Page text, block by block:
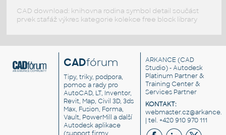
CAD download: knihovna rodina symbol detail součást
prvek stafáž výkres kategorie kolekce free block library
CADfórum
Tipy, triky, podpora,
pomoc a rady pro
AutoCAD, LT, Inventor,
Revit, Map, Civil 3D, 3ds
Max, Fusion, Forma,
Vault, PowerMill a další
Autodesk aplikace
ARKANCE (CAD
Studio) - Autodesk
Platinum Partner &
Training Center &
Services Partner
KONTAKT:
| tel. +420 910 970 111